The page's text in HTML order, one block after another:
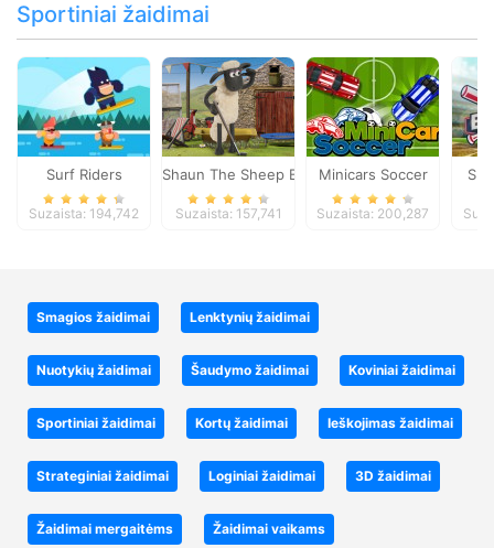
Sportiniai žaidimai
Surf Riders
Suzaista: 194,742
Shaun The Sheep Baahmy Golf
Suzaista: 157,741
Minicars Soccer
Suzaista: 200,287
Smagios žaidimai Lenktynių žaidimai
Nuotykių žaidimai Šaudymo žaidimai Koviniai žaidimai
Sportiniai žaidimai Kortų žaidimai Ieškojimas žaidimai
Strateginiai žaidimai Loginiai žaidimai 3D žaidimai
Žaidimai mergaitėms Žaidimai vaikams